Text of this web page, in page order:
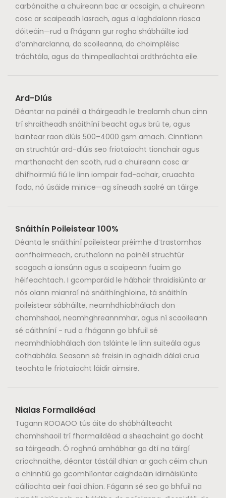
carbónaithe a chuireann bac ar ocsaigin, a chuireann
cosc ​​ar scaipeadh lasrach, agus a laghdaíonn riosca
dóiteáin—rud a fhágann gur rogha shábháilte iad
d’amharclanna, do scoileanna, do choimpléisc
tráchtála, agus do thimpeallachtaí ardthráchta eile.
Ard-Dlús
Déantar na painéil a tháirgeadh le trealamh chun cinn
trí shraitheadh ​​snáithíní beacht agus brú te, agus
baintear raon dlúis 500–4000 gsm amach. Cinntíonn
an struchtúr ard-dlúis seo friotaíocht tionchair agus
marthanacht den scoth, rud a chuireann cosc ​​ar
dhífhoirmiú fiú le linn iompair fad-achair, cruachta
fada, nó úsáide minice—ag síneadh saolré an táirge.
Snáithín Poileistear 100%
Déanta le snáithíní poileistear préimhe d'trastomhas
aonfhoirmeach, cruthaíonn na painéil struchtúr
scagach a ionsúnn agus a scaipeann fuaim go
héifeachtach. I gcomparáid le hábhair thraidisiúnta ar
nós olann mianraí nó snáithínghloine, tá snáithín
poileistear sábháilte, neamhdhíobhálach don
chomhshaol, neamhghreannmhar, agus ní scaoileann
sé cáithníní - rud a fhágann go bhfuil sé
neamhdhíobhálach don tsláinte le linn suiteála agus
cothabhála. Seasann sé freisin in aghaidh dálaí crua
teochta le friotaíocht láidir aimsire.
Nialas Formaildéad
Tugann ROOAOO tús áite do shábháilteacht
chomhshaoil ​​trí fhormaildéad a sheachaint go docht
sa táirgeadh. Ó roghnú amhábhar go dtí na táirgí
críochnaithe, déantar tástáil dhian ar gach céim chun
a chinntiú go gcomhlíontar caighdeáin idirnáisiúnta
cáilíochta aeir faoi dhíon. Fágann sé seo go bhfuil na